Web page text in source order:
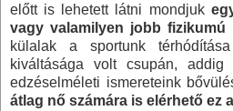
előtt is lehetett látni mondjuk
vagy valamilyen jobb fizikumú
külalak a sportunk
kiváltásága volt csupán,
edzéselméleti ismereteink
átlag nő számára is elérhető ez